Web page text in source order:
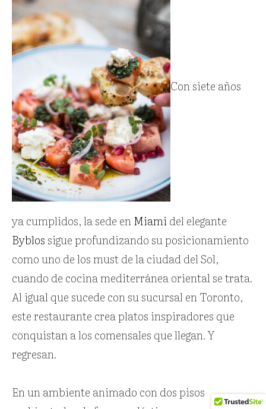
Con siete años
ya cumplidos, la sede enMiamidel elegante
Byblos sigue profundizando su posicionamiento
como uno de los must de la ciudad del Sol,
cuando de cocina mediterránea oriental se trata.
Al igual que sucede con su sucursal en Toronto,
este restaurante crea platos inspiradores que
conquistan a los comensales que llegan. Y
regresan.
En un ambiente animado con dos pisos